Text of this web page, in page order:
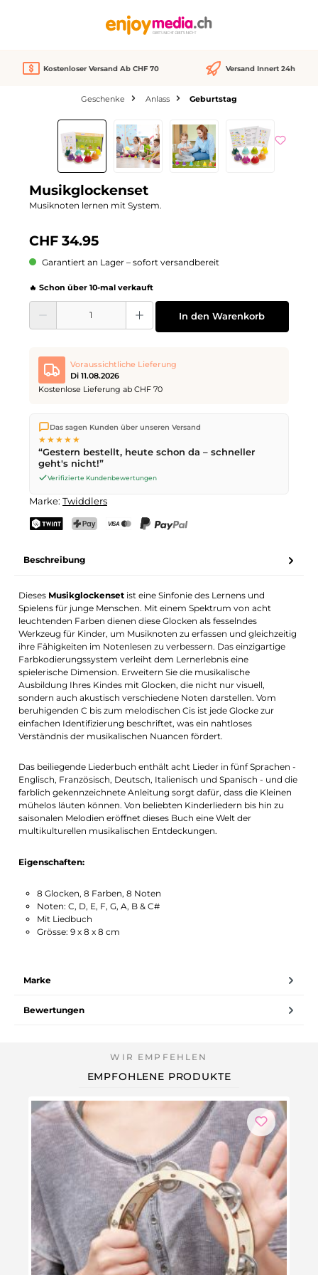
Kostenloser Versand Ab CHF 70 Versand Innert 24h
Geschenke Anlass Geburtstag
Bildergalerie überspringen
Musikglockenset
Musiknoten lernen mit System.
CHF 34.95
Garantiert an Lager – sofort versandbereit
🔥 Schon über 10-mal verkauft
Produkt Anzahl: Gib den gewünschten Wert ein oder benutze die
In den Warenkorb
Voraussichtliche Lieferung
Di 11.08.2026
Kostenlose Lieferung ab CHF 70
Wir versenden direkt aus unserem Lager in Kriens. Ab
ist die Lieferung kostenlos. Bestellungen bis
werden noch am selben Tag versendet – Zustellung am
nächsten Werktagmit der Schweizerischen Post.
Das sagen Kunden über unseren Versand
★★★★★
“Gestern bestellt, heute schon da – schneller
geht's nicht!”
Verifizierte Kundenbewertungen
Marke: Twiddlers
Beschreibung
Dieses Musikglockenset ist eine Sinfonie des Lernens und
Spielens für junge Menschen. Mit einem Spektrum von acht
leuchtenden Farben dienen diese Glocken als fesselndes
Werkzeug für Kinder, um Musiknoten zu erfassen und gleichzeitig
ihre Fähigkeiten im Notenlesen zu verbessern. Das einzigartige
Farbkodierungssystem verleiht dem Lernerlebnis eine
spielerische Dimension. Erweitern Sie die musikalische
Ausbildung Ihres Kindes mit Glocken, die nicht nur visuell,
sondern auch akustisch verschiedene Noten darstellen. Vom
beruhigenden C bis zum melodischen Cis ist jede Glocke zur
einfachen Identifizierung beschriftet, was ein nahtloses
Verständnis der musikalischen Nuancen fördert.
Das beiliegende Liederbuch enthält acht Lieder in fünf Sprachen -
Englisch, Französisch, Deutsch, Italienisch und Spanisch - und die
farblich gekennzeichnete Anleitung sorgt dafür, dass die Kleinen
mühelos läuten können. Von beliebten Kinderliedern bis hin zu
saisonalen Melodien eröffnet dieses Buch eine Welt der
multikulturellen musikalischen Entdeckungen.
Eigenschaften:
8 Glocken, 8 Farben, 8 Noten
Noten: C, D, E, F, G, A, B & C#
Mit Liedbuch
Grösse: 9 x 8 x 8 cm
Marke
Bewertungen
EMPFOHLENE PRODUKTE